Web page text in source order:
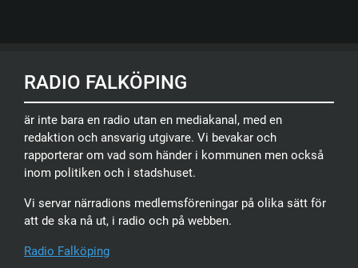
RADIO FALKÖPING
är inte bara en radio utan en mediakanal, med en
redaktion och ansvarig utgivare. Vi bevakar och
rapporterar om vad som händer i kommunen men också
inom politiken och i stadshuset.
Vi servar närradions medlemsföreningar på olika sätt för
att de ska nå ut, i radio och på webben.
Radio Falköping